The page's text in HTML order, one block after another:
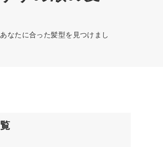
なたに合った髪型を見つけまし